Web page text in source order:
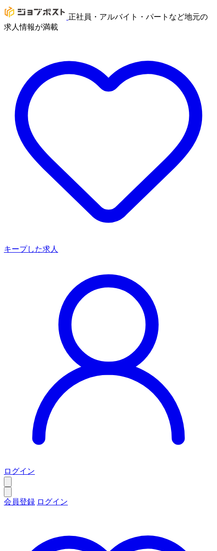
正社員・アルバイト・パートなど地元の
求人情報が満載
キープした求人
ログイン
会員登録 ログイン